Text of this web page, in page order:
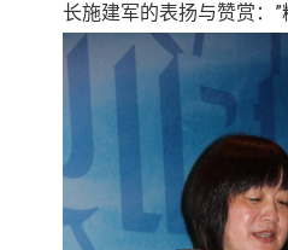
长施建军的表扬与赞赏： ”